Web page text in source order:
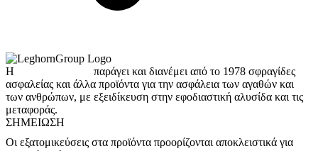
Η
παράγει και διανέμει από το 1978 σφραγίδες
ασφαλείας και άλλα προϊόντα για την ασφάλεια των αγαθών και
των ανθρώπων, με εξειδίκευση στην εφοδιαστική αλυσίδα και τις
μεταφοράς.
ΣΗΜΕΊΩΣΗ
Οι εξατομικεύσεις στα προϊόντα προορίζονται αποκλειστικά για